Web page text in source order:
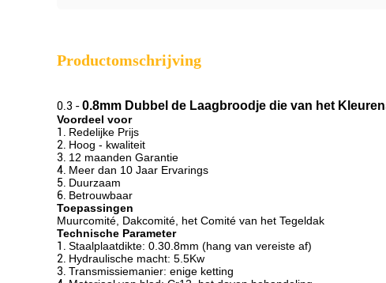
Productomschrijving
0.3 -0.8mm Dubbel de Laagbroodje die van het
Voordeel voor
1. Redelijke Prijs
2. Hoog - kwaliteit
3. 12 maanden Garantie
4. Meer dan 10 Jaar Ervarings
5. Duurzaam
6. Betrouwbaar
Toepassingen
Muurcomité, Dakcomité, het Comité van het Tegeldak
Technische Parameter
1. Staalplaatdikte: 0.30.8mm (hang van vereiste af)
2. Hydraulische macht: 5.5Kw
3. Transmissiemanier: enige ketting